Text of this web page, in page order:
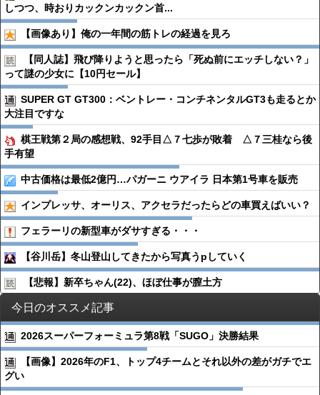
しつつ、時おりカックンカックン首...
【画像あり】俺の一年間の筋トレの経過を見ろ
【同人誌】飛び降りようと思ったら「死ぬ前にエッチしない？」
って謎の少女に【10円セール】
SUPER GT GT300：ベントレー・コンチネンタルGT3も走るとか
大注目ですな
棋王戦第２局の感想戦、92手目△７七歩が敗着 △７三桂なら後
手有望
中古価格は最低2億円…パガーニ ウアイラ 日本第1号車を販売
インプレッサ、オーリス、アクセラだったらどの車買えばいい？
フェラーリの新型車がダサすぎる・・・
【谷川岳】冬山登山してきたから写真うpしていく
【悲報】新卒ちゃん(22)、ほぼ仕事が膣土方
今日のオススメ記事
2026スーパーフォーミュラ第8戦「SUGO」決勝結果
【画像】2026年のF1、トップ4チームとそれ以外の差がガチでエ
グい